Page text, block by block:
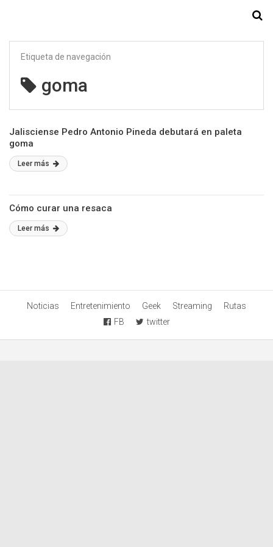
Etiqueta de navegación
goma
Jalisciense Pedro Antonio Pineda debutará en paleta
goma
Leer más
Cómo curar una resaca
Leer más
Noticias Entretenimiento Geek Streaming
Rutas
FB
twitter